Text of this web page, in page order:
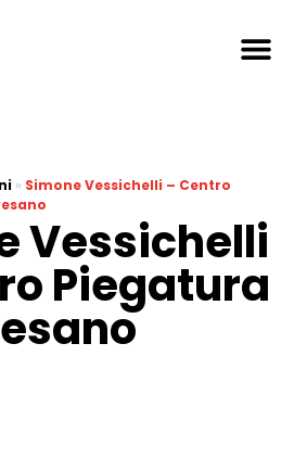
» Simone Vessichelli – Centro
Vessichelli
Piegatura